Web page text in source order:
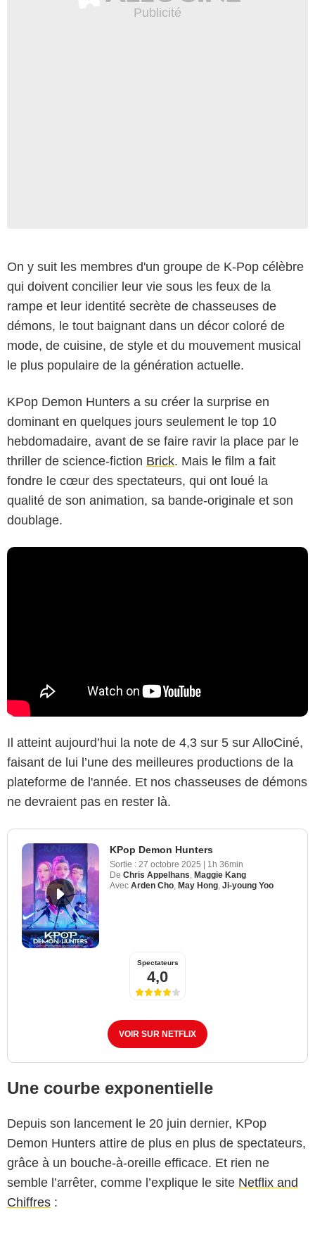
On y suit les membres d'un groupe de K-Pop célèbre
qui doivent concilier leur vie sous les feux de la
rampe et leur identité secrète de chasseuses de
démons, le tout baignant dans un décor coloré de
mode, de cuisine, de style et du mouvement musical
le plus populaire de la génération actuelle.
KPop Demon Hunters a su créer la surprise en
dominant en quelques jours seulement le top 10
hebdomadaire, avant de se faire ravir la place par le
thriller de science-fiction Brick. Mais le film a fait
fondre le cœur des spectateurs, qui ont loué la
qualité de son animation, sa bande-originale et son
doublage.
Il atteint aujourd’hui la note de 4,3 sur 5 sur AlloCiné,
faisant de lui l’une des meilleures productions de la
plateforme de l'année. Et nos chasseuses de démons
ne devraient pas en rester là.
KPop Demon Hunters
Sortie : 27 octobre 2025
1h 36min
De Chris Appelhans, Maggie Kang
Avec Arden Cho, May Hong, Ji-young Yoo
Spectateurs
4,0
VOIR SUR NETFLIX
Une courbe exponentielle
Depuis son lancement le 20 juin dernier, KPop
Demon Hunters attire de plus en plus de spectateurs,
grâce à un bouche-à-oreille efficace. Et rien ne
semble l’arrêter, comme l’explique le site Netflix and
Chiffres :